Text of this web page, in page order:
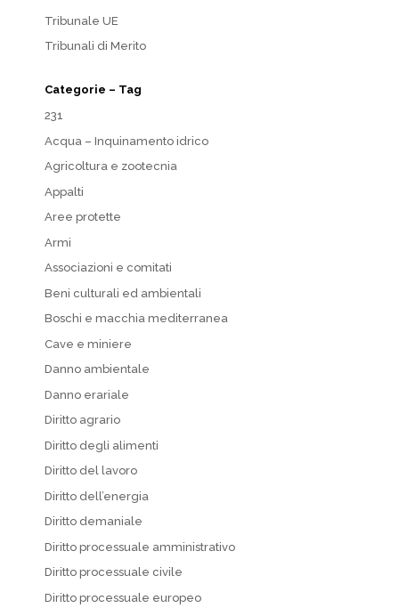
Tribunale UE
Tribunali di Merito
Categorie – Tag
231
Acqua – Inquinamento idrico
Agricoltura e zootecnia
Appalti
Aree protette
Armi
Associazioni e comitati
Beni culturali ed ambientali
Boschi e macchia mediterranea
Cave e miniere
Danno ambientale
Danno erariale
Diritto agrario
Diritto degli alimenti
Diritto del lavoro
Diritto dell’energia
Diritto demaniale
Diritto processuale amministrativo
Diritto processuale civile
Diritto processuale europeo